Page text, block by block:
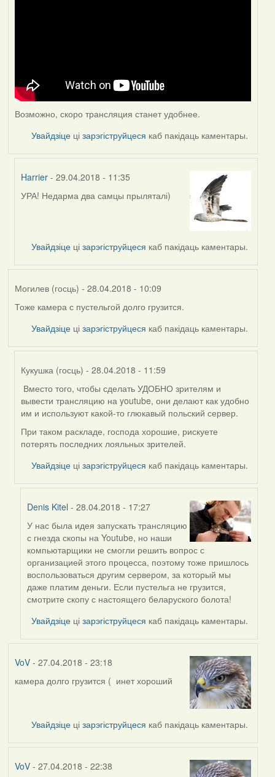
Возможно, скоро трансляция станет удобнее.
Увайдзіце цізарэгіструйцеся каб пакідаць каментары.
Harrier - 29.04.2018 - 11:35
In
Feather
УРА! Недарма два самцы прыляталі)
Увайдзіце цізарэгіструйцеся каб пакідаць каментары.
Могилев (госць) - 28.04.2018 - 10:09
Тоже камера с пустельгой долго грузится.
Увайдзіце цізарэгіструйцеся каб пакідаць каментары.
Кукушка (госць) - 28.04.2018 - 11:59
In
reply
to
by
Могилев
Вместо того, чтобы сделать УДОБНО зрителям и
вывести трансляцию на youtube, они делают как удобно
им и используют какой-то глюкавый польский сервер.
При таком раскладе, господа хорошие, рискуете
потерять последних лояльных зрителей.
Увайдзіце цізарэгіструйцеся каб пакідаць каментары.
Denis Kitel - 28.04.2018 - 17:27
In
reply
to
by
Кукушка
(госць)
У нас была идея запускать трансляцию
с гнезда скопы на Youtube, но наши
компьютарщики не смогли решить вопрос с
организацией этого процесса, поэтому тоже пришлось
воспользоваться другим сервером, за который мы
даже платим деньги. Если пустельга не грузится,
смотрите скопу с настоящего беларуского болота!
Увайдзіце цізарэгіструйцеся каб пакідаць каментары.
VoV- 27.04.2018 - 23:18
камера долго грузится ( инет хороший
Увайдзіце цізарэгіструйцеся каб пакідаць каментары.
VoV- 27.04.2018 - 22:38